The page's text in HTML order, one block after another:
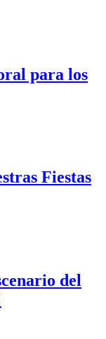
para los
Fiestas
del